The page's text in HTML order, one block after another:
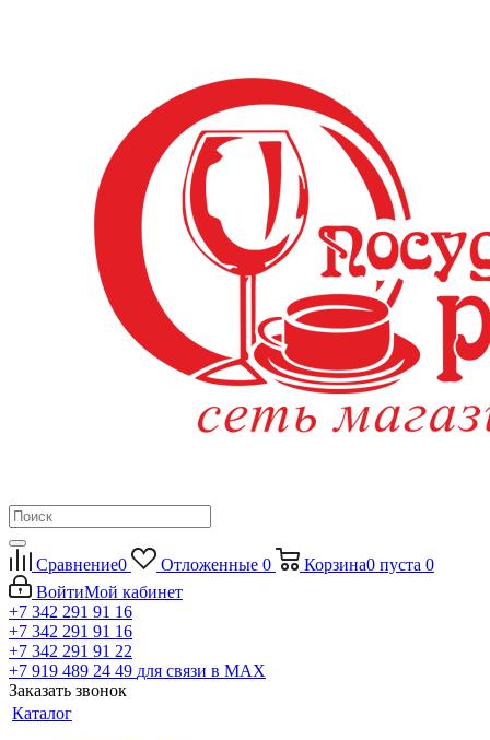
Сравнение0 Отложенные 0 Корзина0 пуста 0
ВойтиМой кабинет
+7 342 291 91 16
+7 342 291 91 16
+7 342 291 91 22
+7 919 489 24 49 для связи в МАХ
Заказать звонок
Каталог